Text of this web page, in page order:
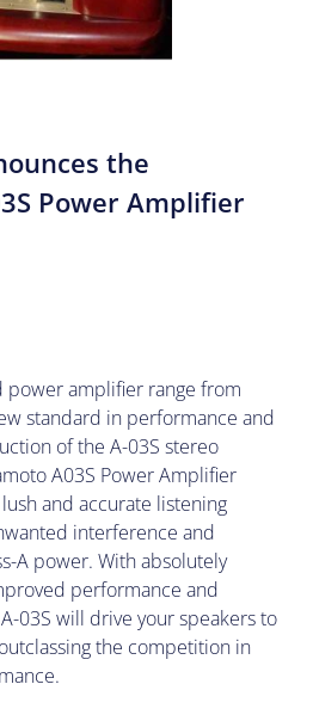
the
Power Amplifier
power amplifier range from
standard in performance and
of the A-03S stereo
A03S Power Amplifier
and accurate listening
interference and
A power. With absolutely
performance and
03S will drive your speakers to
the competition in